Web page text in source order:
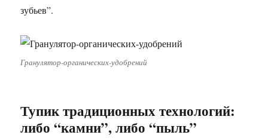
зубьев”.
Гранулятор-органических-удобрений
Тупик традиционных технологий:
либо “камни”, либо “пыль”